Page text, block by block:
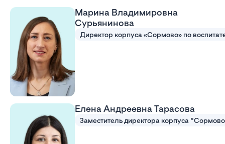
Марина Владимировна
Сурьянинова
Елена Андреевна Тарасова